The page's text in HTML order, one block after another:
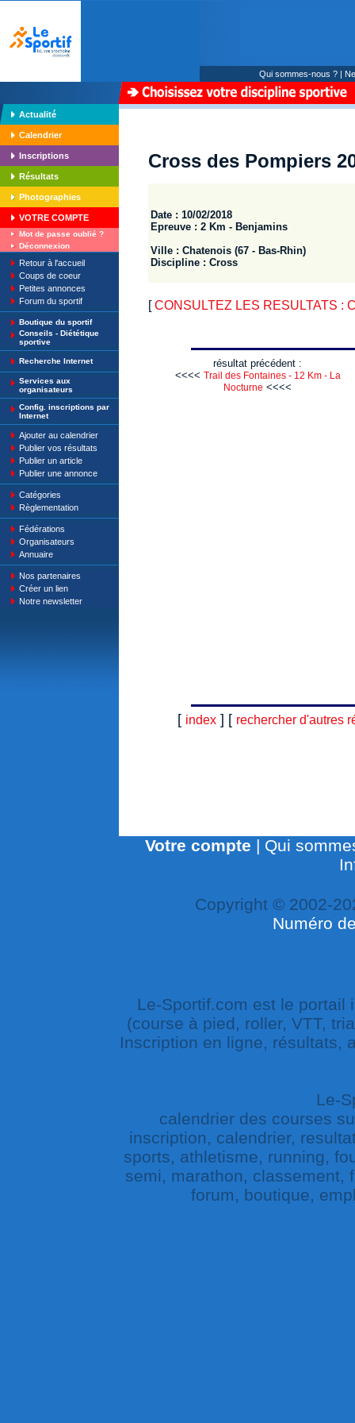
Qui sommes-nous ? |
Actualité
Calendrier
Inscriptions
Résultats
Photographies
VOTRE COMPTE
Mot de passe oublié ?
Déconnexion
Retour à l'accueil
Coups de coeur
Petites annonces
Forum du sportif
Boutique du sportif
Conseils - Diététique
sportive
Recherche Internet
Services aux
organisateurs
Config. inscriptions par
Internet
Ajouter au calendrier
Publier vos résultats
Publier un article
Publier une annonce
Catégories
Règlementation
Fédérations
Organisateurs
Annuaire
Nos partenaires
Créer un lien
Notre newsletter
Cross des Pompiers
Date : 10/02/2018
Epreuve : 2 Km - Benjamins
Ville : Chatenois (67 - Bas-Rhin)
Discipline : Cross
[CONSULTEZ LES RESULTATS :
résultat précédent :
<<<< Trail des Fontaines - 12 Km - La
Nocturne <<<<
[ index] [ rechercher d'autres
Votre compte | Qui
Copyright © 2002-
Numéro
Le-Sportif.com est le portail
(course à pied, roller, VTT,
Inscription en ligne, résultats,
Le-
calendrier des courses
inscription, calendrier,
sports, athletisme, running,
semi, marathon, classement,
forum, boutique,